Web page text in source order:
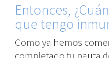
Entonces,
que tengo
Como ya hemos